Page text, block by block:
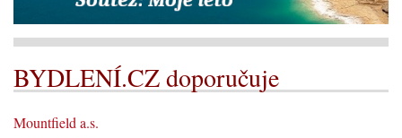
BYDLENÍ.CZ doporučuje
Mountfield a.s.